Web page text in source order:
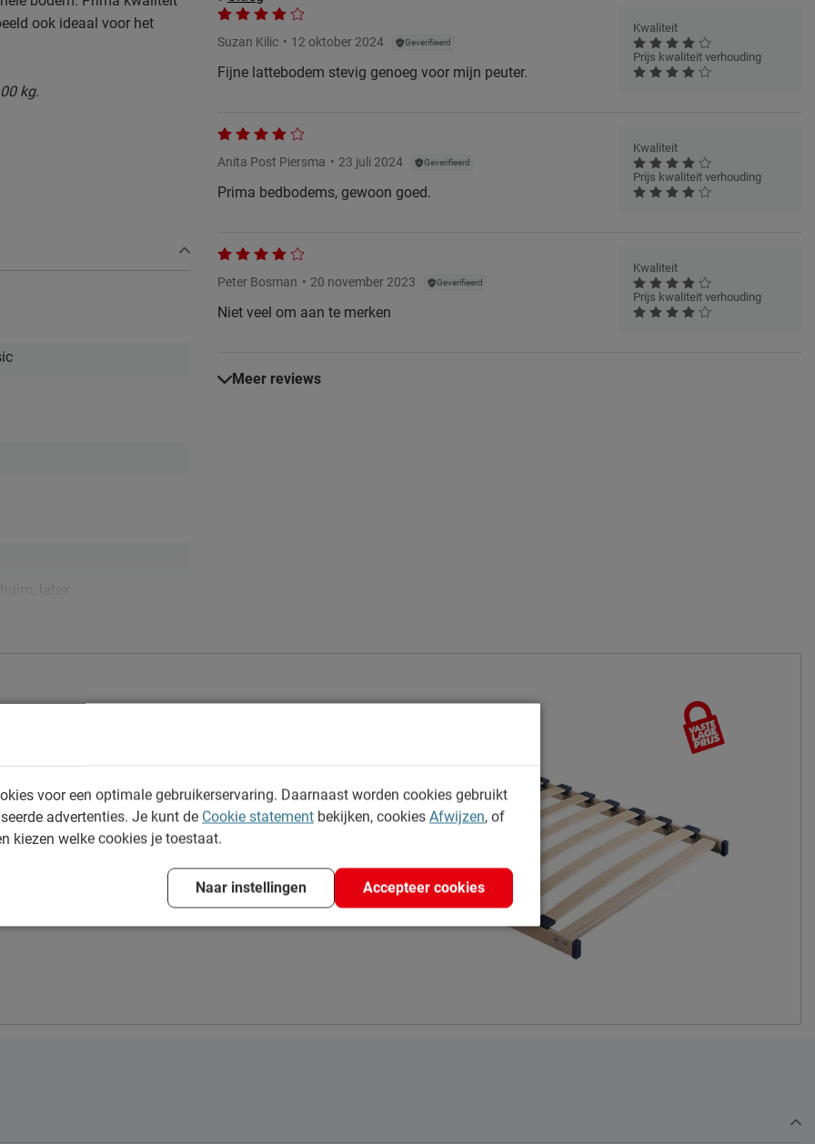
Suzan Kilic 12 oktober 2024 Geverifieerd
Fijne lattebodem stevig genoeg voor mijn peuter.
Kwaliteit
Prijs kwaliteit verhouding
Anita Post Piersma 23 juli 2024 Geverifieerd
Prima bedbodems, gewoon goed.
Kwaliteit
Prijs kwaliteit verhouding
Peter Bosman 20 november 2023 Geverifieerd
Niet veel om aan te merken
Kwaliteit
Prijs kwaliteit verhouding
Meer reviews
ook ideaal voor het
kg.
latex
AS, Uden, Nederland
voor een optimale gebruikerservaring. Daarnaast worden cookies gebruikt
advertenties. Je kunt de Cookie statement bekijken, cookies Afwijzen, of
kiezen welke cookies je toestaat.
Naar instellingen Accepteer cookies